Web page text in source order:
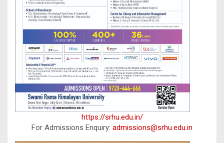
https://srhu.edu.in/
For Admissions Enquiry: admissions@srhu.edu.in